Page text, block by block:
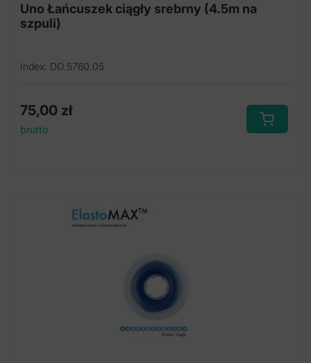
Uno Łańcuszek ciągły srebrny (4.5m na
szpuli)
Index: DO.5760.05
75,00 zł
brutto